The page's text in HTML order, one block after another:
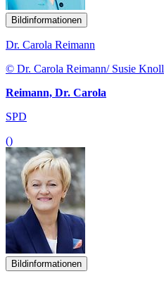
Bildinformationen
Dr. Carola Reimann
© Dr. Carola Reimann/ Susie Knoll
Reimann, Dr. Carola
SPD
()
Bildinformationen